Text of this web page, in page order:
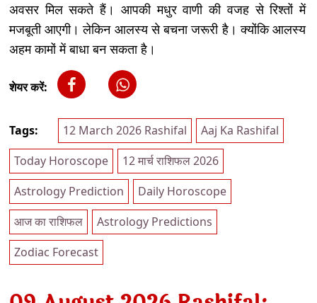
अवसर मिल सकते हैं। आपकी मधुर वाणी की वजह से रिश्तों में
मजबूती आएगी। लेकिन आलस्य से बचना जरूरी है। क्योंकि आलस्य
अहम कामों में बाधा बन सकता है।
शेयर करें:
Tags: 12 March 2026 Rashifal
Aaj Ka Rashifal
Today Horoscope
12 मार्च राशिफल 2026
Astrology Prediction
Daily Horoscope
आज का राशिफल
Astrology Predictions
Zodiac Forecast